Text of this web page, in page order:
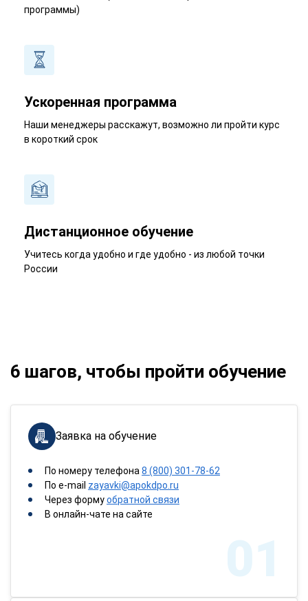
программы)
Ускоренная программа
Наши менеджеры расскажут, возможно ли пройти курс
в короткий срок
Дистанционное обучение
Учитесь когда удобно и где удобно - из любой точки
России
6 шагов, чтобы пройти обучение
Заявка на обучение
По номеру телефона 8 (800) 301-78-62
По e-mail zayavki@apokdpo.ru
Через формуобратной связи
В онлайн-чате на сайте
01